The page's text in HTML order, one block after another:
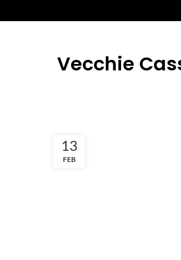
Vecchie
13
FEB